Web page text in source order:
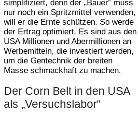
simplifiziert, denn der „Bauer“ muss
nur noch ein Spritzmittel verwenden,
will er die Ernte schützen. So werde
der Ertrag optimiert. Es sind aus den
USA Millionen und Abermillionen an
Werbemitteln, die investiert werden,
um die Gentechnik der breiten
Masse schmackhaft zu machen.
Der Corn Belt in den USA
als „Versuchslabor“